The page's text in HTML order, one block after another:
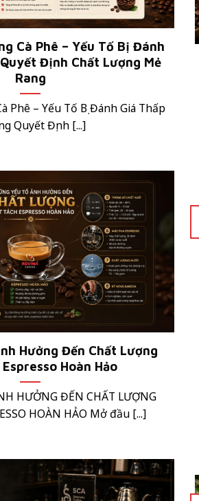
Cà Phê – Yếu Tố Bị Đánh
Định Chất Lượng Mẻ
Rang
Phê – Yếu Tố Bị Đánh Giá Thấp
Quyết Định [...]
Hưởng Đến Chất Lượng
Hoàn Hảo
HƯỞNG ĐẾN CHẤT LƯỢNG
HOÀN HẢO Mở đầu [...]